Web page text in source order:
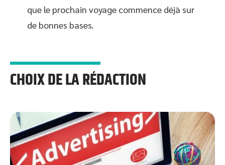
que le prochain voyage commence déjà sur
de bonnes bases.
CHOIX DE LA RÉDACTION